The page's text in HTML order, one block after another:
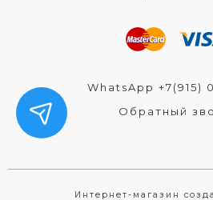
WhatsApp +7(915)
Обратный
Интернет-магазин